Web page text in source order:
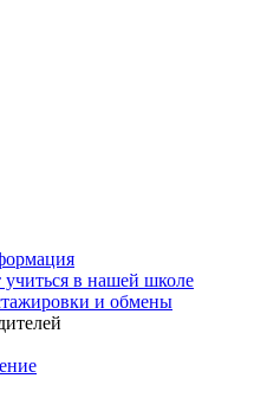
в нашей школе
и обмены